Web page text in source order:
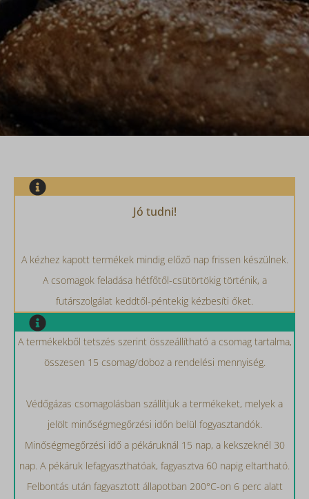
Jó tudni!
A kézhez kapott termékek mindig előző nap frissen készülnek.
A csomagok feladása hétfőtől-csütörtökig történik, a
futárszolgálat keddtől-péntekig kézbesíti őket.
A termékekből tetszés szerint összeállítható a csomag tartalma,
összesen 15 csomag/doboz a rendelési mennyiség.
Védőgázas csomagolásban szállítjuk a termékeket, melyek a
jelölt minőségmegőrzési időn belül fogyasztandók.
Minőségmegőrzési idő a pékáruknál 15 nap, a kekszeknél 30
nap. A pékáruk lefagyaszthatóak, fagyasztva 60 napig eltartható.
Felbontás után fagyasztott állapotban 200°C-on 6 perc alatt